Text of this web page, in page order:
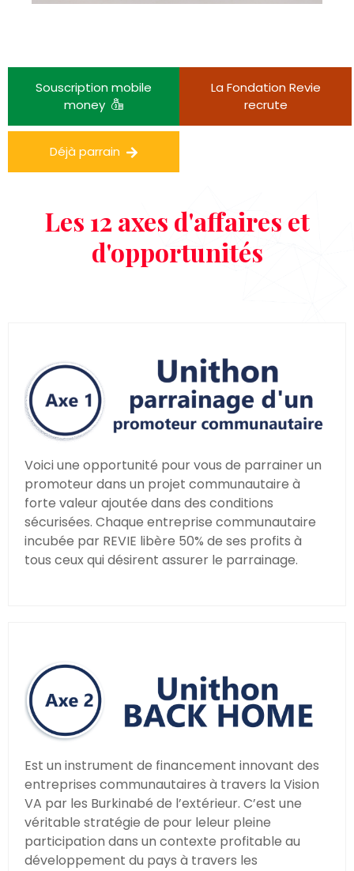
Souscription mobile
money
Déjà parrain
La Fondation Revie
recrute
Les 12 axes d'affaires et
d'opportunités
Voici une opportunité pour vous de parrainer un
promoteur dans un projet communautaire à
forte valeur ajoutée dans des conditions
sécurisées. Chaque entreprise communautaire
incubée par REVIE libère 50% de ses profits à
tous ceux qui désirent assurer le parrainage.
Est un instrument de financement innovant des
entreprises communautaires à travers la Vision
VA par les Burkinabé de l’extérieur. C’est une
véritable stratégie de pour leleur pleine
participation dans un contexte profitable au
développement du pays à travers les